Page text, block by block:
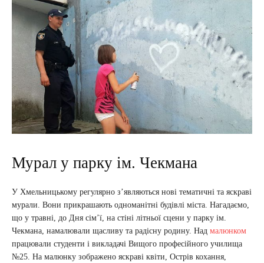
Мурал у парку ім. Чекмана
У Хмельницькому регулярно з’являються нові тематичні та яскраві
мурали. Вони прикрашають одноманітні будівлі міста. Нагадаємо,
що у травні, до Дня сім’ї, на стіні літньої сцени у парку ім.
Чекмана, намалювали щасливу та радісну родину. Над малюнком
працювали студенти і викладачі Вищого професійного училища
№25. На малюнку зображено яскраві квіти, Острів кохання,